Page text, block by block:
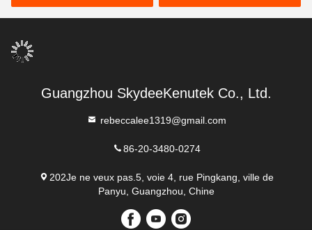
Guangzhou SkydeeKenutek Co., Ltd.
rebeccalee1319@gmail.com
86-20-3480-0274
202Je ne veux pas.5, voie 4, rue Pingkang, ville de
Panyu, Guangzhou, Chine